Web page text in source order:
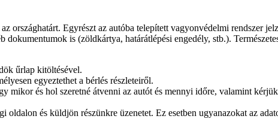
országhatárt. Egyrészt az autóba telepített vagyonvédelmi rendszer
dokumentumok is (zöldkártya, határátlépési engedély, stb.).
űrlap kitöltésével.
egyeztethet a bérlés részleteiről.
mikor és hol szeretné átvenni az autót és mennyi időre, valamint
és küldjön részünkre üzenetet. Ez esetben ugyanazokat az